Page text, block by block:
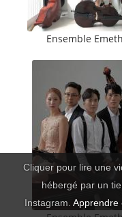
Ensemble Emeth
Cliquer pour lire une
hébergé par un
Instagram. Apprendre